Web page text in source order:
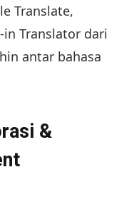
Translate,
Translator dari
antar bahasa
&